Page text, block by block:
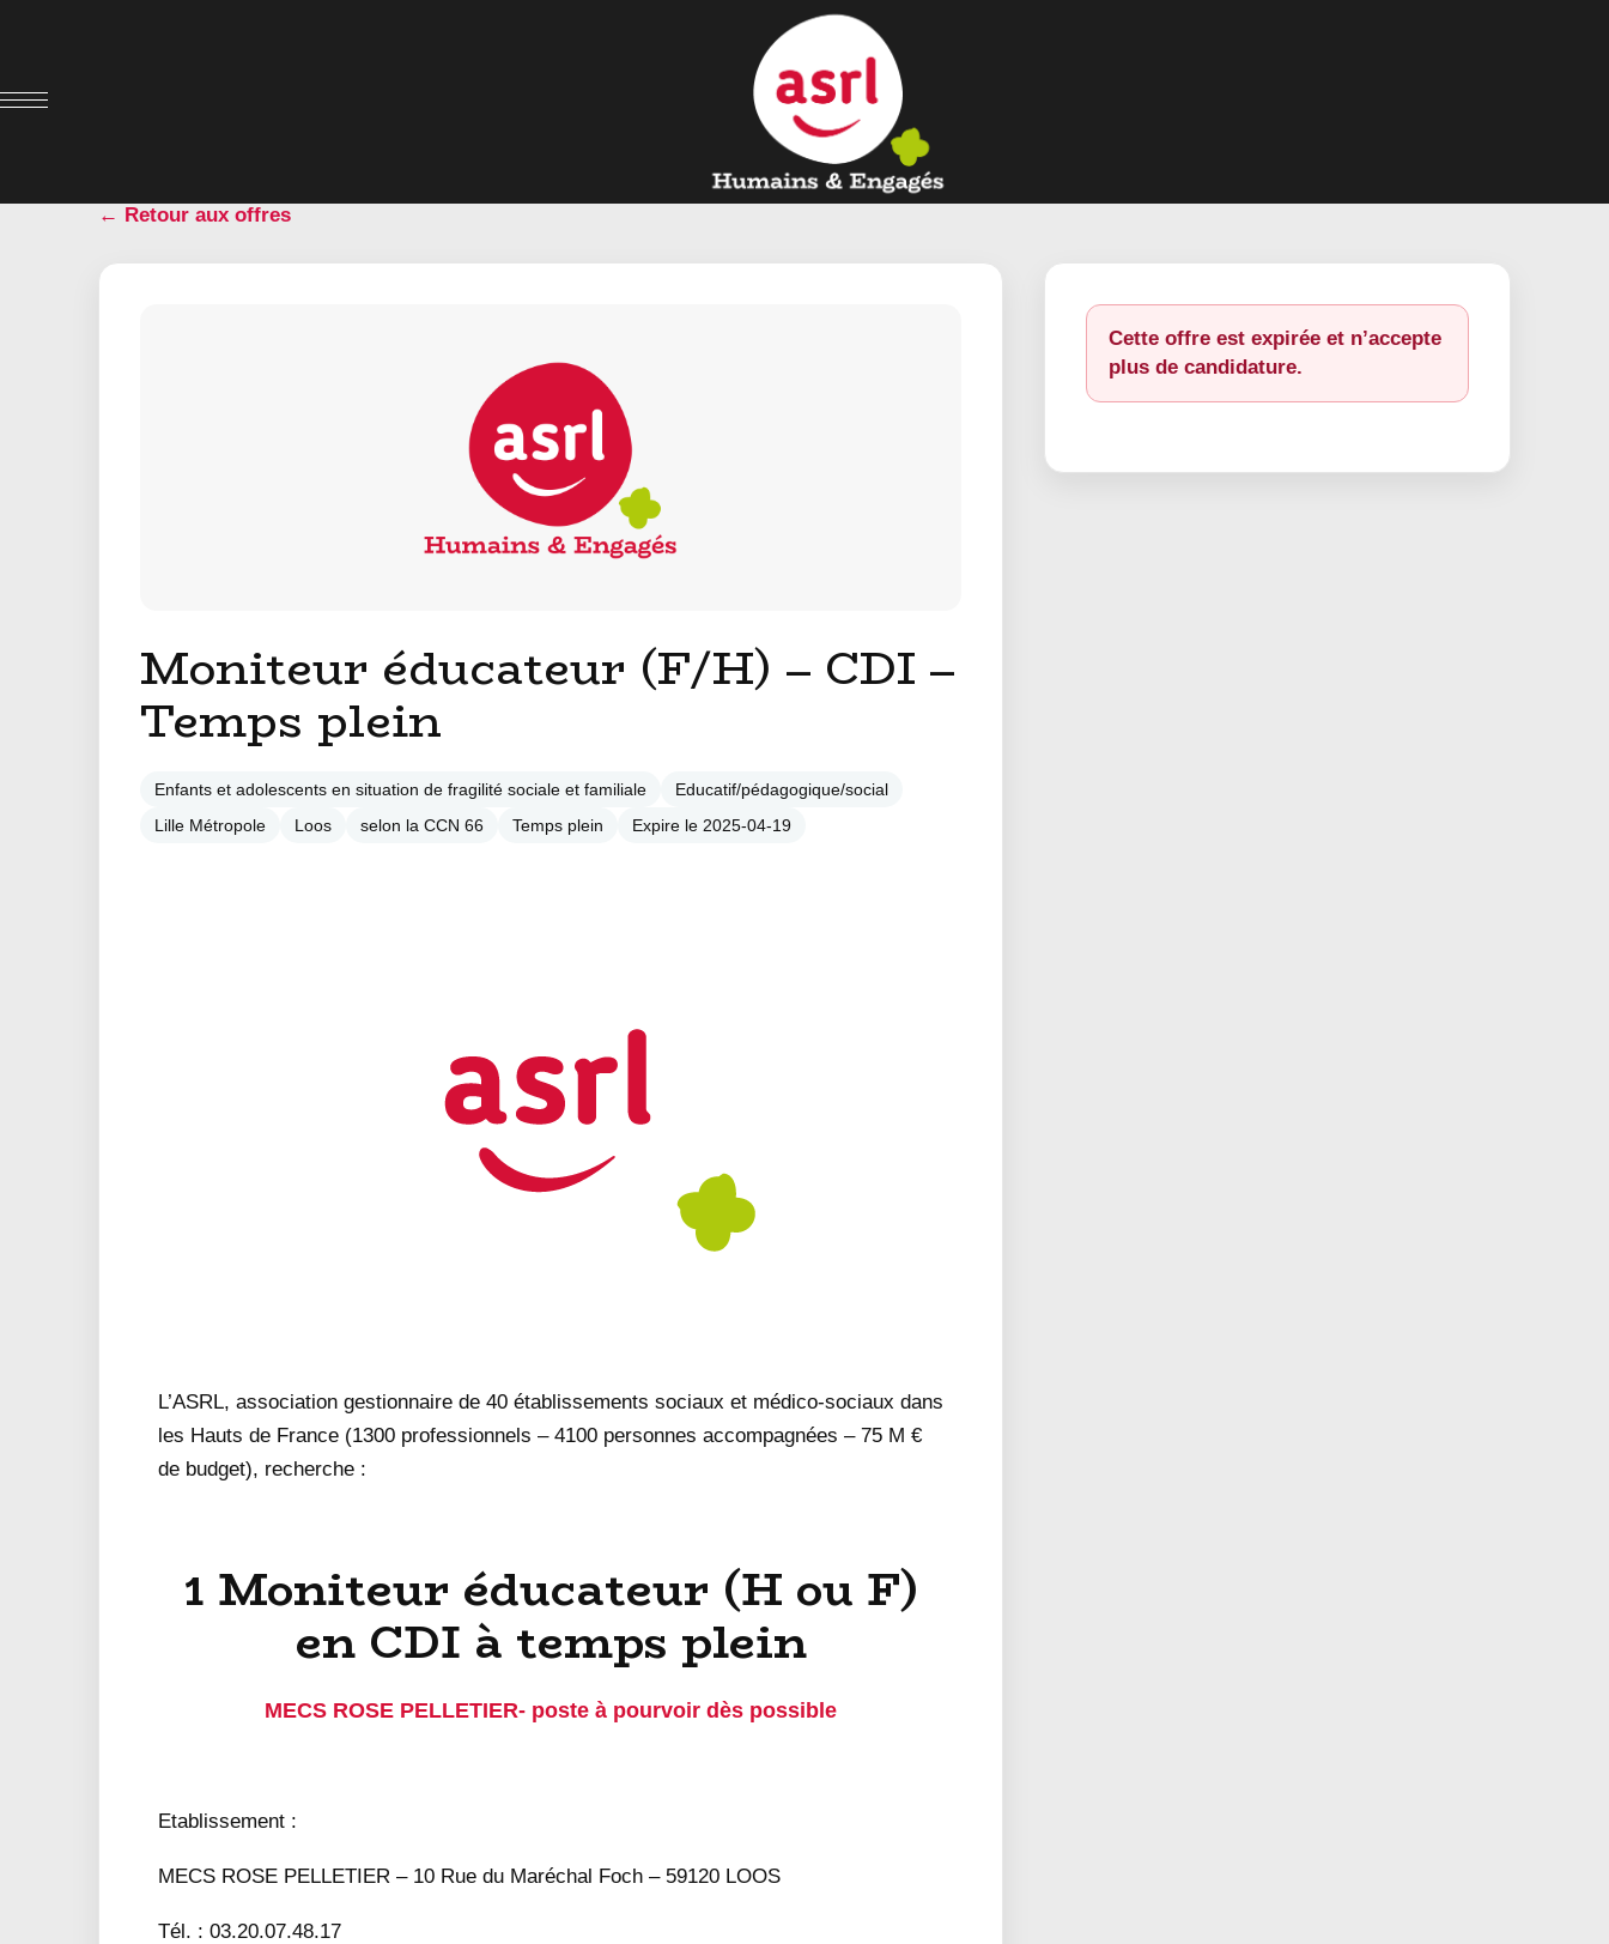
← Retour aux offres
Moniteur éducateur (F/H) – CDI –
Temps plein
Enfants et adolescents en situation de fragilité sociale et familiale
Educatif/pédagogique/social
Lille Métropole
Loos selon la CCN 66 Temps plein Expire le 2025-04-19
L’ASRL, association gestionnaire de 40 établissements sociaux et médico-sociaux dans
les Hauts de France (1300 professionnels – 4100 personnes accompagnées – 75 M €
de budget), recherche :
1 Moniteur éducateur (H ou F)
en CDI à temps plein
MECS ROSE PELLETIER- poste à pourvoir dès possible
Etablissement :
MECS ROSE PELLETIER – 10 Rue du Maréchal Foch – 59120 LOOS
Tél. : 03.20.07.48.17
Cette offre est expirée et n’accepte
plus de candidature.